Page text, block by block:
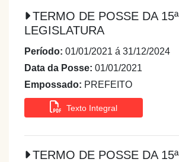
TERMO DE POSSE DA 15ª
LEGISLATURA
Período: 01/01/2021 á 31/12/2024
Data da Posse: 01/01/2021
Empossado: PREFEITO
Texto Integral
TERMO DE POSSE DA 15ª